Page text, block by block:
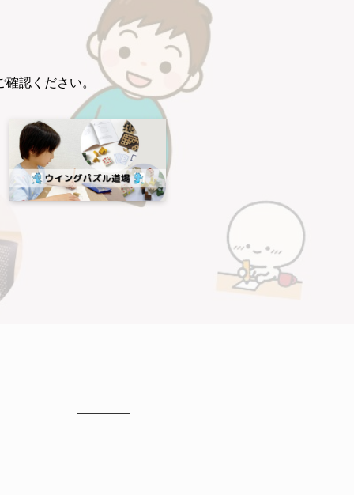
認ください。